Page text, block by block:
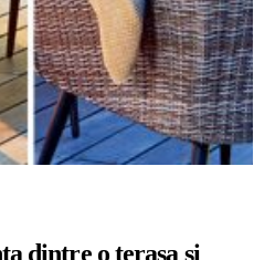
dintre o terasa si